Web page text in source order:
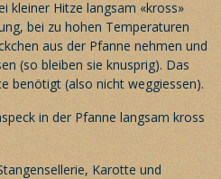
kleiner Hitze langsam «kross»
bei zu hohen Temperaturen
aus der Pfanne nehmen und
(so bleiben sie knusprig). Das
benötigt (also nicht weggiessen).
Karotte und